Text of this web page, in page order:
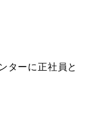
ターに正社員と